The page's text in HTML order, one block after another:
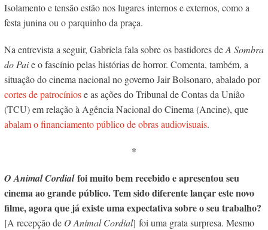
Isolamento e tensão estão nos lugares internos e externos, como a
festa junina ou o parquinho da praça.
Na entrevista a seguir, Gabriela fala sobre os bastidores deA Sombra
do Paie o fascínio pelas histórias de horror. Comenta, também, a
situação do cinema nacional no governo Jair Bolsonaro, abalado por
cortes de patrocíniose as ações do Tribunal de Contas da União
(TCU) em relação à Agência Nacional do Cinema (Ancine), que
abalam o financiamento público de obras audiovisuais.
*
O Animal Cordialfoi muito bem recebido e apresentou seu
cinema ao grande público. Tem sido diferente lançar este novo
filme, agora que já existe uma expectativa sobre o seu trabalho?
[A recepção de O Animal Cordial] foi uma grata surpresa. Mesmo